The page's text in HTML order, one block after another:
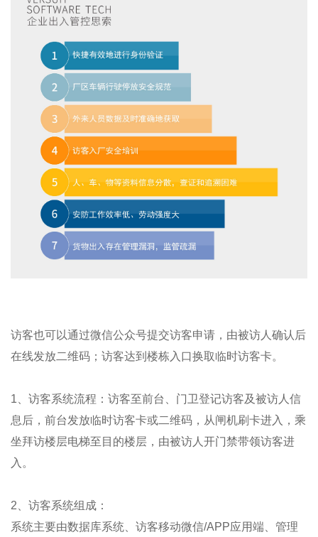
访客也可以通过微信公众号提交访客申请，由被访人确认后
在线发放二维码；访客达到楼栋入口换取临时访客卡。
1、访客系统流程：访客至前台、门卫登记访客及被访人信
息后，前台发放临时访客卡或二维码，从闸机刷卡进入，乘
坐拜访楼层电梯至目的楼层，由被访人开门禁带领访客进
入。
2、访客系统组成：
系统主要由数据库系统、访客移动微信/APP应用端、管理